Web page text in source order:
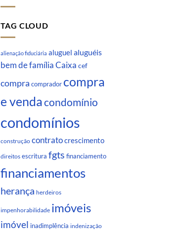
TAG CLOUD
alienação fiduciária aluguel aluguéis
bem de família Caixa cef
compra comprador compra
e vendacondomínio
condomínios
construção contratocrescimento
direitos escritura fgts financiamento
financiamentos
herança herdeiros
impenhorabilidade imóveis
imóvel inadimplência indenização